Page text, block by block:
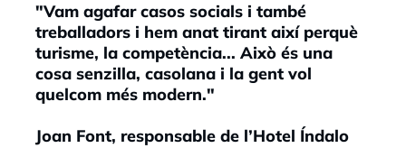
"Vam agafar casos socials i també
treballadors i hem anat tirant així perquè
turisme, la competència... Això és una
cosa senzilla, casolana i la gent vol
quelcom més modern."
Joan Font, responsable de l’Hotel Índalo